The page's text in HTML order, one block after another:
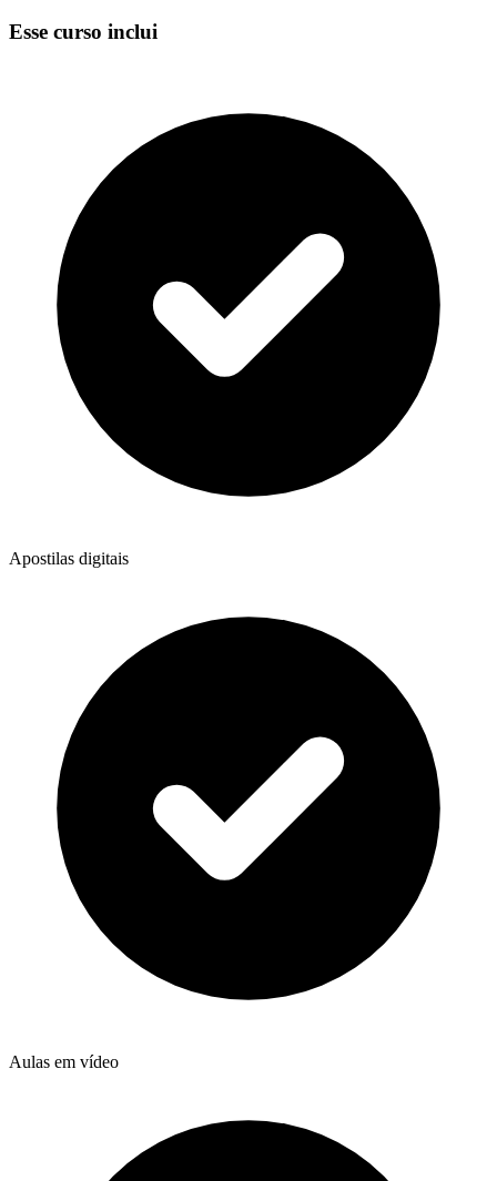
Esse curso inclui
Apostilas digitais
Aulas em vídeo